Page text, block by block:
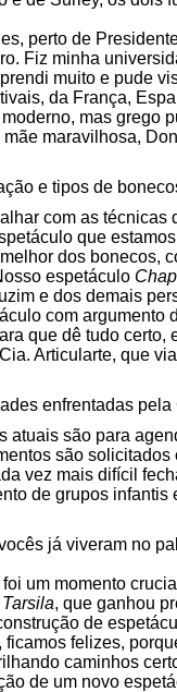
perto de
Fiz minha
muito e pude
da França,
mas
maravilhosa,
e tipos de
com as
que
dos bonecos,
espetáculo
e dos demais
com argumento
que dê tudo
Articularte, que
enfrentadas
atuais são para
são
vez mais difícil
de grupos
já viveram no
um momento
, que ganhou
de
felizes,
caminhos
de um novo